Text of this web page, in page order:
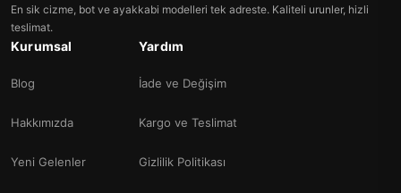
En sik cizme, bot ve ayakkabi modelleri tek adreste. Kaliteli urunler, hizli
teslimat.
Kurumsal
Blog
Hakkımızda
Yeni Gelenler
Yardım
İade ve Değişim
Kargo ve Teslimat
Gizlilik Politikası